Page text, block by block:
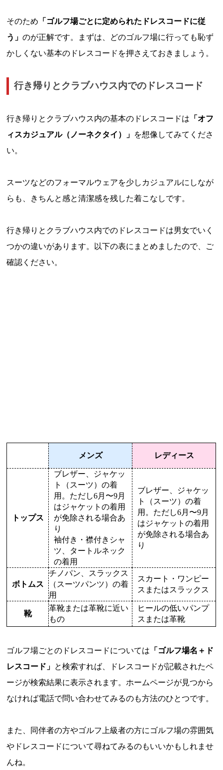
そのため 「ゴルフ場ごとに定められたドレスコードに従
う」のが正解です。まずは、どのゴルフ場に行っても恥ず
かしくない基本のドレスコードを押さえておきましょう。
行き帰りとクラブハウス内でのドレスコード
行き帰りとクラブハウス内の基本のドレスコードは 「オフ
ィスカジュアル（ノーネクタイ）」 を想像してみてくださ
い。
スーツなどのフォーマルウェアを少しカジュアルにしなが
らも、きちんと感と清潔感を残した着こなしです。
行き帰りとクラブハウス内でのドレスコードは男女でいく
つかの違いがあります。以下の表にまとめましたので、ご
確認ください。
メンズ レディース
トップス
ブレザー、ジャケッ
ト（スーツ）の着
用。ただし6月〜9月
はジャケットの着用
が免除される場合あ
り
袖付き・襟付きシャ
ツ、タートルネック
の着用
ブレザー、ジャケッ
ト（スーツ）の着
用。ただし6月〜9月
はジャケットの着用
が免除される場合あ
り
ボトムス
チノパン、スラックス
（スーツパンツ）の着
用
スカート・ワンピー
スまたはスラックス
靴
革靴または革靴に近い
もの
ヒールの低いパンプ
スまたは革靴
ゴルフ場ごとのドレスコードについては 「ゴルフ場名＋ド
レスコード」 と検索すれば、ドレスコードが記載されたペ
ージが検索結果に表示されます。ホームページが見つから
なければ電話で問い合わせてみるのも方法のひとつです。
また、同伴者の方やゴルフ上級者の方にゴルフ場の雰囲気
やドレスコードについて尋ねてみるのもいいかもしれませ
んね。